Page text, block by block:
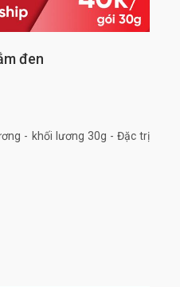
đen
- khối lương 30g - Đặc trị